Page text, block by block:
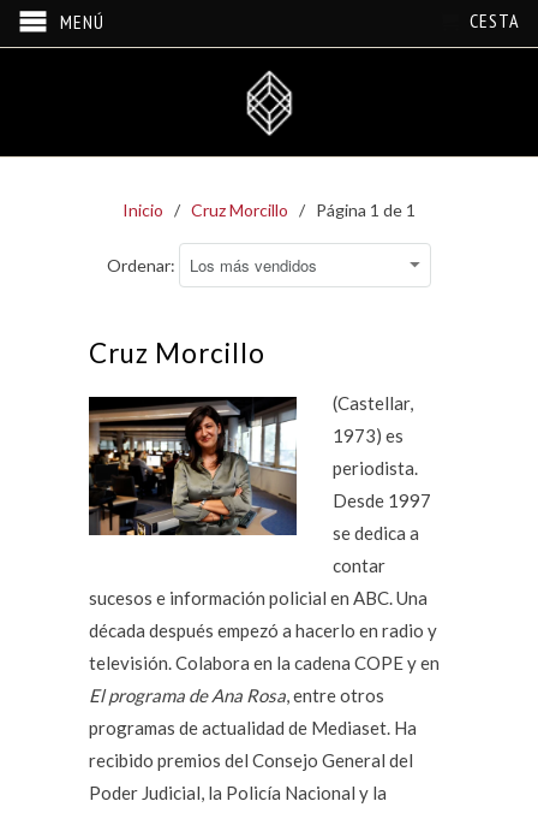
MENÚ CESTA
Inicio / Cruz Morcillo / Página 1 de 1
Ordenar:
Cruz Morcillo
(Castellar,
1973) es
periodista.
Desde 1997
se dedica a
contar
sucesos e información policial en ABC. Una
década después empezó a hacerlo en radio y
televisión. Colabora en la cadena COPE y en
El programa de Ana Rosa, entre otros
programas de actualidad de Mediaset. Ha
recibido premios del Consejo General del
Poder Judicial, la Policía Nacional y la